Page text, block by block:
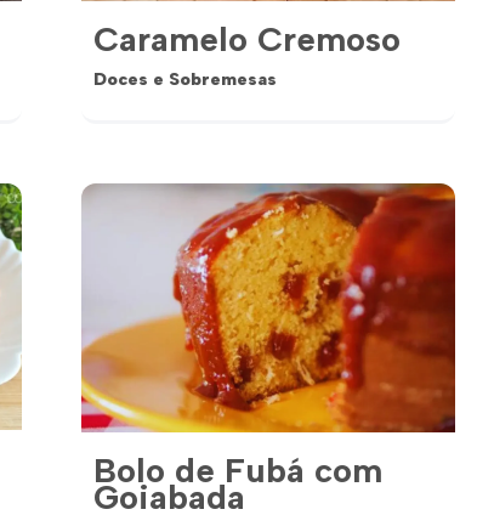
Caramelo Cremoso
Doces e Sobremesas
Bolo de Fubá com
Goiabada